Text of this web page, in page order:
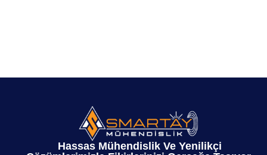
Hassas Mühendislik Ve Yenilikçi